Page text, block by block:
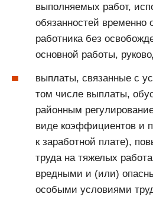
выполняемых работ,
обязанностей временно
работника без
основной работы,
выплаты, связанные с
том числе выплаты,
районным
виде коэффициентов и
к заработной плате),
труда на тяжелых
вредными и (или)
особыми условиями